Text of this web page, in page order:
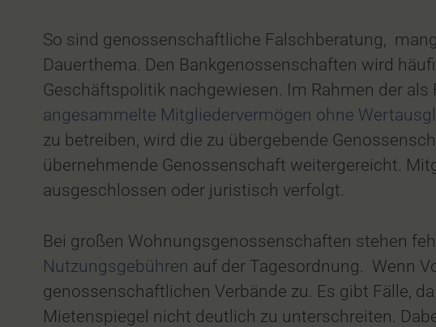
So sind genossenschaftliche Falschberatung,
Dauerthema. Den Bankgenossenschaften wird
Geschäftspolitik nachgewiesen. Im Rahmen der
angesammelte Mitgliedervermögen ohne
zu betreiben, wird die zu übergebende
übernehmende Genossenschaft weitergereicht.
ausgeschlossen oder juristisch verfolgt.
Bei großen Wohnungsgenossenschaften stehen
Nutzungsgebühren auf der Tagesordnung. Wenn
genossenschaftlichen Verbände zu. Es gibt Fälle,
Mietenspiegel nicht deutlich zu unterschreiten.